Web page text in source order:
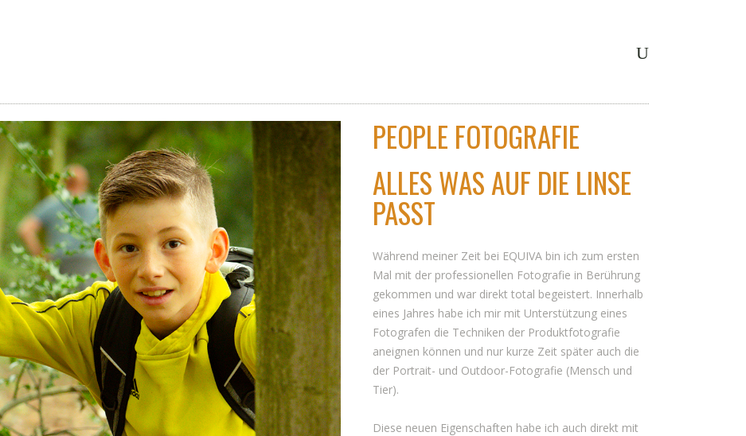
PEOPLE FOTOGRAFIE
ALLES WAS AUF DIE LINSE
PASST
Während meiner Zeit bei EQUIVA bin ich zum ersten
Mal mit der professionellen Fotografie in Berührung
gekommen und war direkt total begeistert. Innerhalb
eines Jahres habe ich mir mit Unterstützung eines
Fotografen die Techniken der Produktfotografie
aneignen können und nur kurze Zeit später auch die
der Portrait- und Outdoor-Fotografie (Mensch und
Tier).
Diese neuen Eigenschaften habe ich auch direkt mit